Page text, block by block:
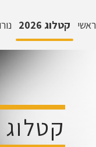
ראשי קטלוג 2026
קטלוג